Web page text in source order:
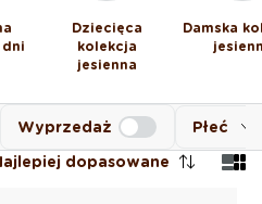
Dziecięca
kolekcja
jesienna
Damska
Płeć
Wyprzedaż
dopasowane